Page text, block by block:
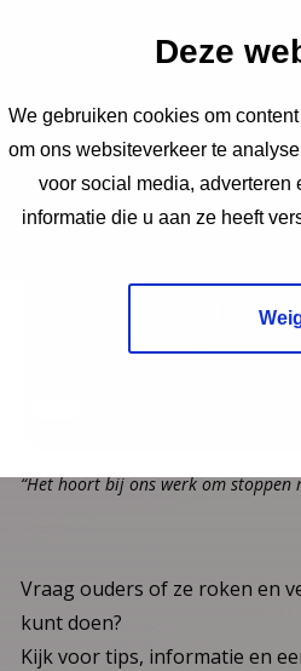
Deze
We gebruiken cookies om
om ons websiteverkeer te
voor social media, adverteren
informatie die u aan ze heeft
“Het hoort bij ons werk om stoppen
Vraag ouders of ze roken en
kunt doen?
Kijk voor tips, informatie en